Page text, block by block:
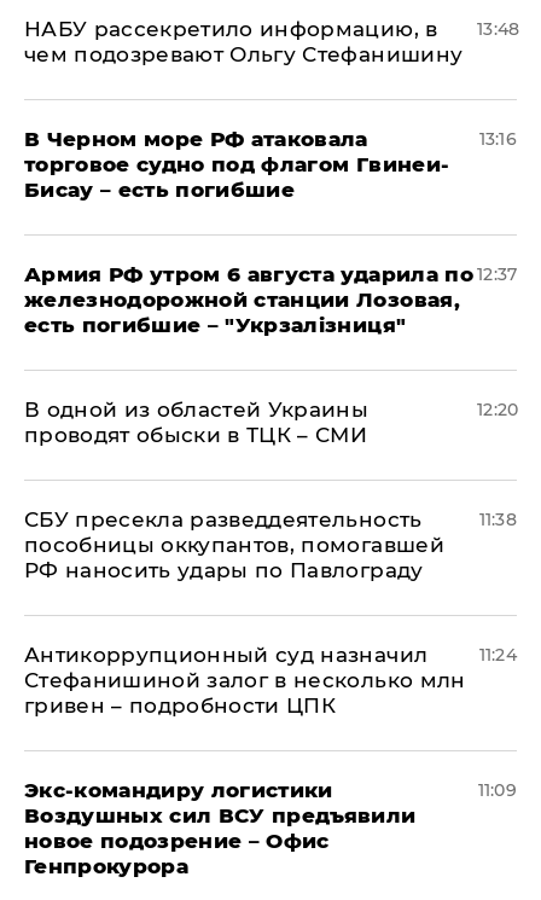
НАБУ рассекретило информацию, в
чем подозревают Ольгу Стефанишину
13:48
В Черном море РФ атаковала
торговое судно под флагом Гвинеи-
Бисау – есть погибшие
13:16
Армия РФ утром 6 августа ударила по
железнодорожной станции Лозовая,
есть погибшие – "Укрзалізниця"
12:37
В одной из областей Украины
проводят обыски в ТЦК – СМИ
12:20
СБУ пресекла разведдеятельность
пособницы оккупантов, помогавшей
РФ наносить удары по Павлограду
11:38
Антикоррупционный суд назначил
Стефанишиной залог в несколько млн
гривен – подробности ЦПК
11:24
Экс-командиру логистики
Воздушных сил ВСУ предъявили
новое подозрение – Офис
Генпрокурора
11:09